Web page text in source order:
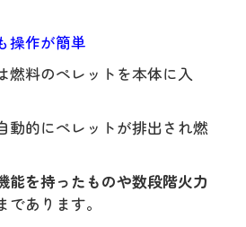
操作が簡単
燃料のペレットを本体に入
動的にペレットが排出され燃
能を持ったものや数段階火力
であります。